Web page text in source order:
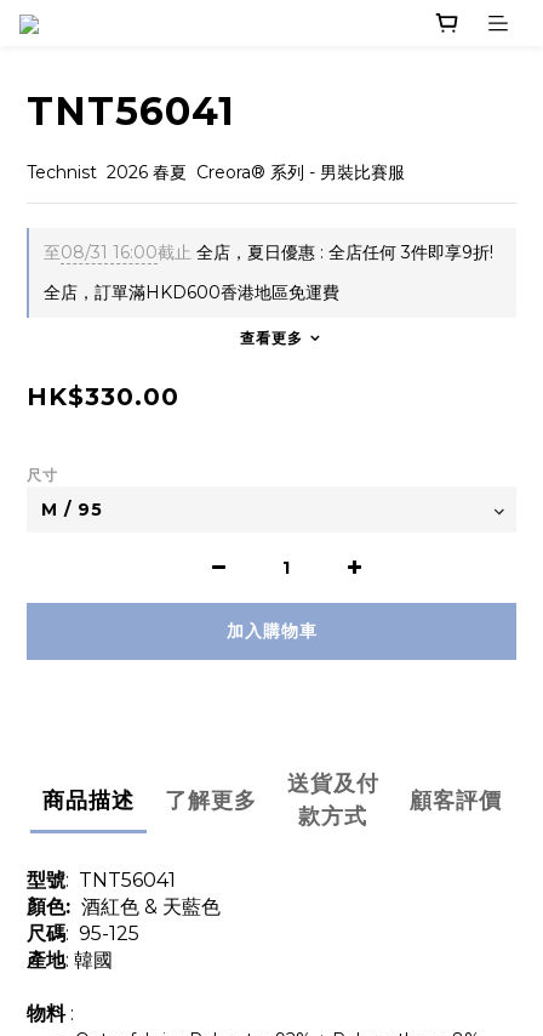
TNT56041
Technist  2026 春夏  Creora® 系列 - 男裝比賽服
至08/31 16:00截止 全店，夏日優惠 : 全店任何 3件即享9折!
全店，訂單滿HKD600香港地區免運費
查看更多
HK$330.00
尺寸
加入購物車
商品描述 了解更多
送貨及付
款方式
顧客評價
型號: TNT56041
顏色: 酒紅色 & 天藍色
尺碼: 95-125
產地: 韓國
物料 :